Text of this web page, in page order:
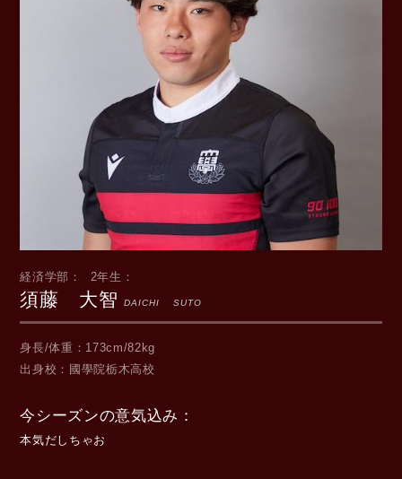
経済学部 2年生
須藤 大智 DAICHI SUTO
身長/体重
173cm/82kg
出身校
國學院栃木高校
今シーズンの意気込み
本気だしちゃお